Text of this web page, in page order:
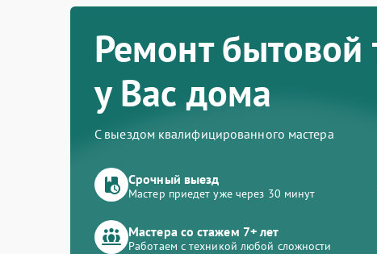
Ремонт бытовой
у Вас дома
С выездом квалифицированного мастера
Срочный выезд
Мастер приедет уже через 30 минут
Мастера со стажем 7+ лет
Работаем с техникой любой сложности